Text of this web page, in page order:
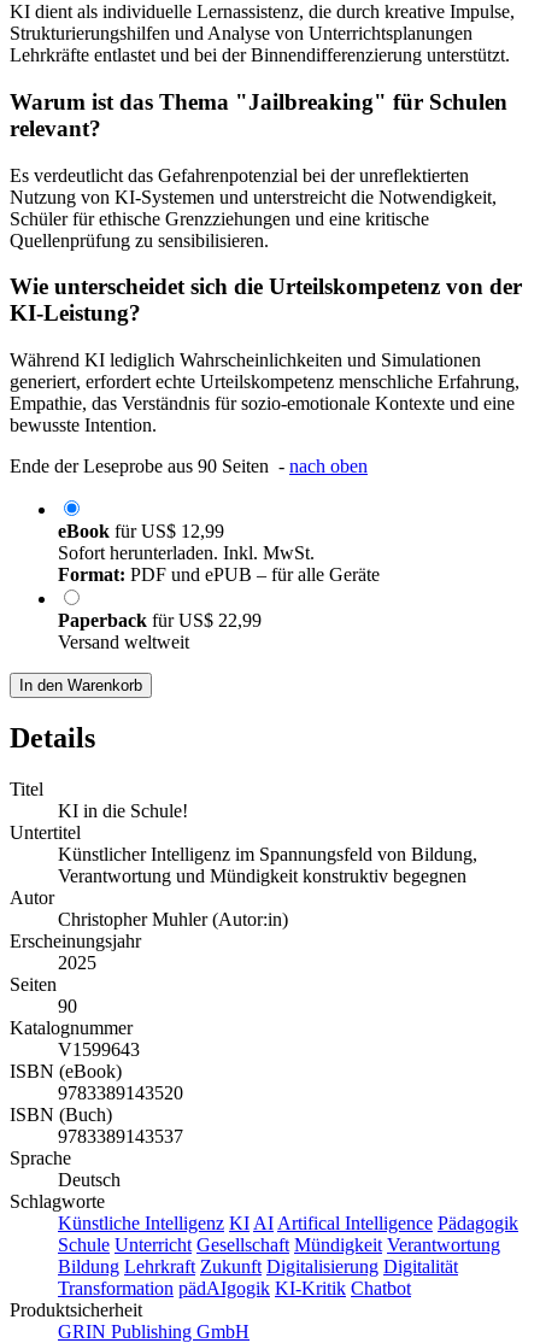
KI dient als individuelle Lernassistenz, die durch kreative Impulse,
Strukturierungshilfen und Analyse von Unterrichtsplanungen
Lehrkräfte entlastet und bei der Binnendifferenzierung unterstützt.
Warum ist das Thema "Jailbreaking" für Schulen
relevant?
Es verdeutlicht das Gefahrenpotenzial bei der unreflektierten
Nutzung von KI-Systemen und unterstreicht die Notwendigkeit,
Schüler für ethische Grenzziehungen und eine kritische
Quellenprüfung zu sensibilisieren.
Wie unterscheidet sich die Urteilskompetenz von der
KI-Leistung?
Während KI lediglich Wahrscheinlichkeiten und Simulationen
generiert, erfordert echte Urteilskompetenz menschliche Erfahrung,
Empathie, das Verständnis für sozio-emotionale Kontexte und eine
bewusste Intention.
Ende der Leseprobe aus 90 Seiten - nach oben
eBook fürUS$ 12,99
Sofort herunterladen. Inkl. MwSt.
Format: PDF und ePUB – für alle Geräte
Paperback fürUS$ 22,99
Versand weltweit
In den Warenkorb
Details
Titel
KI in die Schule!
Untertitel
Künstlicher Intelligenz im Spannungsfeld von Bildung,
Verantwortung und Mündigkeit konstruktiv begegnen
Autor
Christopher Muhler (Autor:in)
Erscheinungsjahr
2025
Seiten
90
Katalognummer
V1599643
ISBN (eBook)
9783389143520
ISBN (Buch)
9783389143537
Sprache
Deutsch
Schlagworte
Künstliche Intelligenz KI AI Artifical Intelligence Pädagogik
Schule Unterricht Gesellschaft Mündigkeit Verantwortung
Bildung Lehrkraft Zukunft Digitalisierung Digitalität
Transformation pädAIgogik KI-Kritik Chatbot
Produktsicherheit
GRIN Publishing GmbH